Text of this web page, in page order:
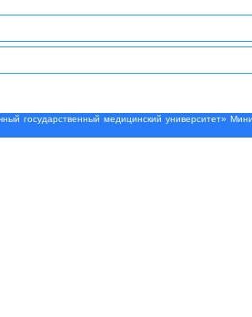
государственный медицинский университет»